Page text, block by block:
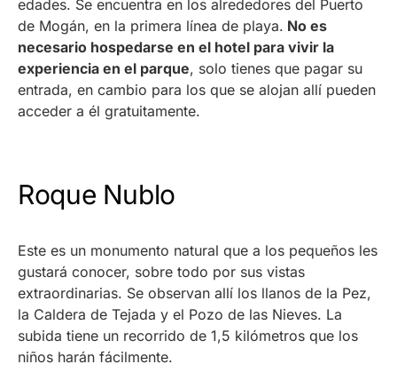
edades. Se encuentra en los alrededores del Puerto
de Mogán, en la primera línea de playa. No es
necesario hospedarse en el hotel para vivir la
experiencia en el parque, solo tienes que pagar su
entrada, en cambio para los que se alojan allí pueden
acceder a él gratuitamente.
Roque Nublo
Este es un monumento natural que a los pequeños les
gustará conocer, sobre todo por sus vistas
extraordinarias. Se observan allí los llanos de la Pez,
la Caldera de Tejada y el Pozo de las Nieves. La
subida tiene un recorrido de 1,5 kilómetros que los
niños harán fácilmente.